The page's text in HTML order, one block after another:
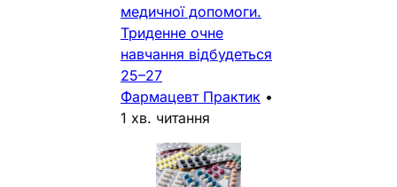
медичної допомоги.
Триденне очне
навчання відбудеться
25–27
Фармацевт Практик •
1 хв. читання